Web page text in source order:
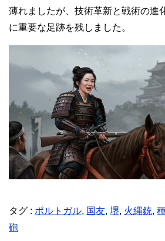
薄れましたが、技術革新と戦術の進
に重要な足跡を残しました。
タグ : ポルトガル, 国友, 堺, 火縄銃,
砲